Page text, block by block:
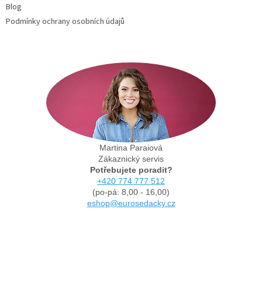
Blog
Podmínky ochrany osobních údajů
Martina Paraiová
Zákaznický servis
Potřebujete poradit?
+420 774 777 512
(po-pá: 8,00 - 16,00)
eshop@eurosedacky.cz